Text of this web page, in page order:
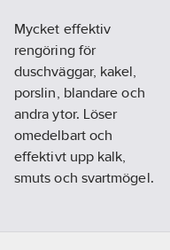
Mycket effektiv
rengöring för
duschväggar, kakel,
porslin, blandare och
andra ytor. Löser
omedelbart och
effektivt upp kalk,
smuts och svartmögel.